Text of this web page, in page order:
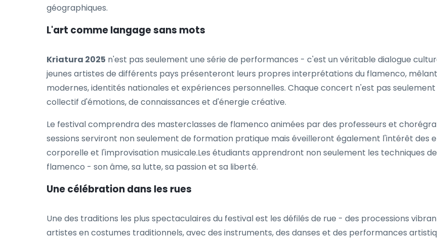
géographiques.
L'art comme langage sans mots
Kriatura 2025 n'est pas seulement une série de performances - c'est un véritable dialogue
jeunes artistes de différents pays présenteront leurs propres interprétations du flamenco,
modernes, identités nationales et expériences personnelles. Chaque concert n'est pas
collectif d'émotions, de connaissances et d'énergie créative.
Le festival comprendra des masterclasses de flamenco animées par des professeurs et
sessions serviront non seulement de formation pratique mais éveilleront également l'intérêt des
corporelle et l'improvisation musicale.Les étudiants apprendront non seulement les techniques
flamenco - son âme, sa lutte, sa passion et sa liberté.
Une célébration dans les rues
Une des traditions les plus spectaculaires du festival est les défilés de rue - des processions
artistes en costumes traditionnels, avec des instruments, des danses et des performances